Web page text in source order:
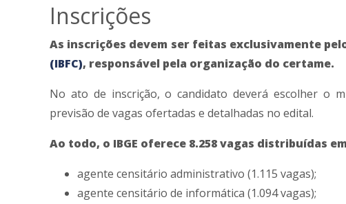
Inscrições
As inscrições devem ser feitas exclusivamente
(IBFC), responsável pela organização do certame.
No ato de inscrição, o candidato deverá escolher o
previsão de vagas ofertadas e detalhadas no edital.
Ao todo, o IBGE oferece 8.258 vagas distribuídas
agente censitário administrativo (1.115 vagas);
agente censitário de informática (1.094 vagas);